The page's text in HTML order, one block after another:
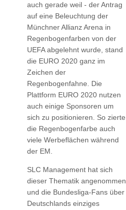
auch gerade weil - der Antrag
auf eine Beleuchtung der
Münchner Allianz Arena in
Regenbogenfarben von der
UEFA abgelehnt wurde, stand
die EURO 2020 ganz im
Zeichen der
Regenbogenfahne. Die
Plattform EURO 2020 nutzen
auch einige Sponsoren um
sich zu positionieren. So zierte
die Regenbogenfarbe auch
viele Werbeflächen während
der EM.
SLC Management hat sich
dieser Thematik angenommen
und die Bundesliga-Fans über
Deutschlands einziges